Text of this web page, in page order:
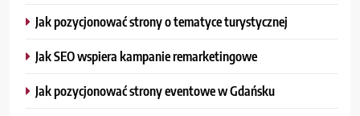
Jak pozycjonować strony o tematyce turystycznej
Jak SEO wspiera kampanie remarketingowe
Jak pozycjonować strony eventowe w Gdańsku